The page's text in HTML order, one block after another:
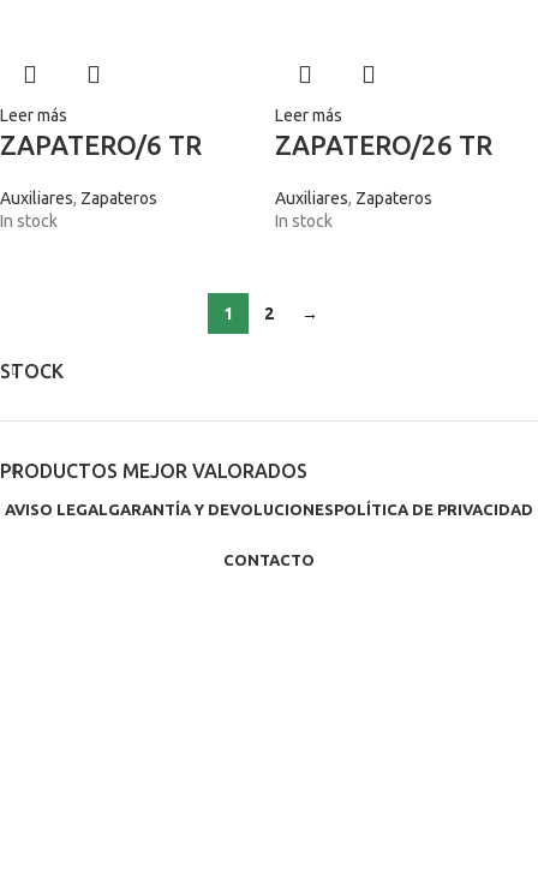
STOCK
PRODUCTOS MEJOR VALORADOS
Leer más
ZAPATERO/6 TR
Auxiliares, Zapateros
In stock
Leer más
ZAPATERO/26 TR
Auxiliares, Zapateros
In stock
1 2 →
AVISO LEGALGARANTÍA Y DEVOLUCIONESPOLÍTICA DE PRIVACIDAD
CONTACTO